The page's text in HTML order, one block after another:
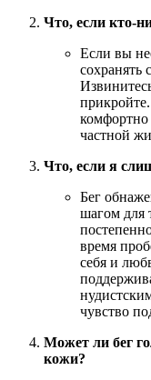
Что, если кто-
Если вы
сохранять
комфортно
частной
Что, если я
Бег
шагом для
время
себя и
чувство
Может ли бег
кожи?